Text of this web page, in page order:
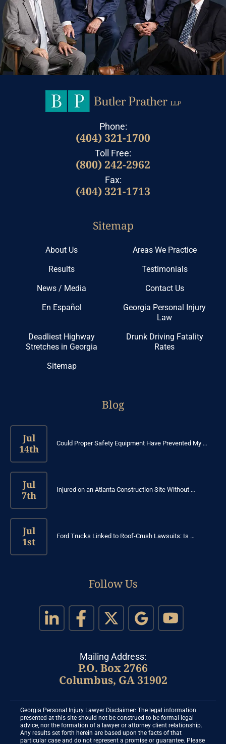
Phone:
(404) 321-1700
Toll Free:
(800) 242-2962
Fax:
(404) 321-1713
Sitemap
About Us
Areas We Practice
Results
Testimonials
News / Media
Contact Us
En Español
Georgia Personal Injury
Law
Deadliest Highway
Stretches in Georgia
Drunk Driving Fatality
Rates
Sitemap
Blog
Jul
14th
Could Proper Safety Equipment Have Prevented My …
Jul
7th
Injured on an Atlanta Construction Site Without …
Jul
1st
Ford Trucks Linked to Roof-Crush Lawsuits: Is …
Follow Us
Mailing Address:
P.O. Box 2766
Columbus, GA 31902
Georgia Personal Injury Lawyer Disclaimer: The legal information
presented at this site should not be construed to be formal legal
advice, nor the formation of a lawyer or attorney client relationship.
Any results set forth herein are based upon the facts of that
particular case and do not represent a promise or guarantee. Please